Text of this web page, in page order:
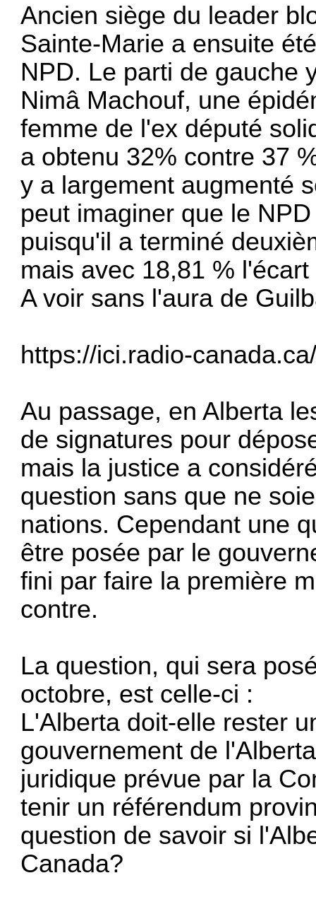
Ancien siège du leader
Sainte-Marie a ensuite
NPD. Le parti de gauche
Nimâ Machouf, une
femme de l'ex député
a obtenu 32% contre 37
y a largement augmenté
peut imaginer que le
puisqu'il a terminé
mais avec 18,81 %
A voir sans l'aura de
https://ici.radio-
Au passage, en Alberta
de signatures pour
mais la justice a
question sans que ne
nations. Cependant une
être posée par le
fini par faire la première
contre.
La question, qui sera
octobre, est celle-ci :
L'Alberta doit-elle rester
gouvernement de
juridique prévue par la
tenir un référendum
question de savoir si
Canada?